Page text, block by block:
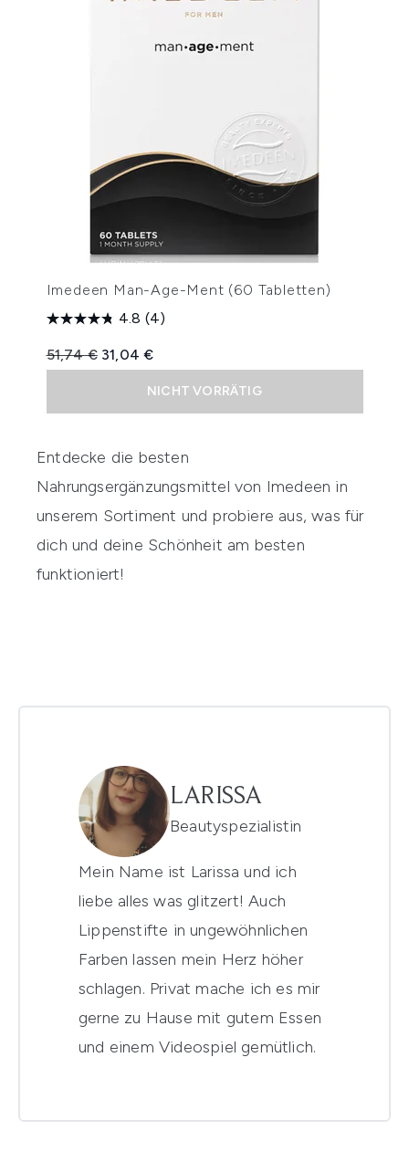
Imedeen Man-Age-Ment (60 Tabletten)
4.8 (4)
Unverbindliche Preisempfehlung:
51,74 € Aktueller Preis:
31,04 €
NICHT VORRÄTIG
Entdecke die besten
Nahrungsergänzungsmittel von Imedeen in
unserem Sortiment und probiere aus, was für
dich und deine Schönheit am besten
funktioniert!
LARISSA
Beautyspezialistin
Mein Name ist Larissa und ich
liebe alles was glitzert! Auch
Lippenstifte in ungewöhnlichen
Farben lassen mein Herz höher
schlagen. Privat mache ich es mir
gerne zu Hause mit gutem Essen
und einem Videospiel gemütlich.